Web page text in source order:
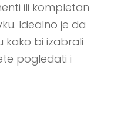
ili kompletan
Idealno je da
kako bi izabrali
pogledati i